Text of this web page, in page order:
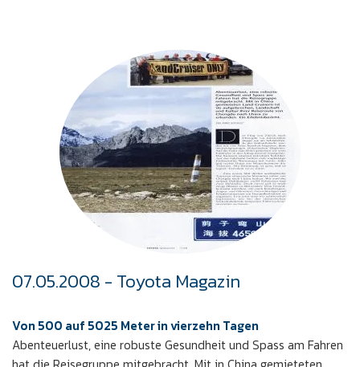
07.05.2008 - Toyota Magazin
Von 500 auf 5025 Meter in vierzehn Tagen
Abenteuerlust, eine robuste Gesundheit und Spass am Fahren